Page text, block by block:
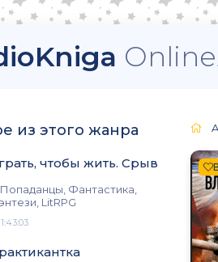
Online
из этого жанра
чтобы жить. Срыв
Попаданцы, Фантастика,
LitRPG